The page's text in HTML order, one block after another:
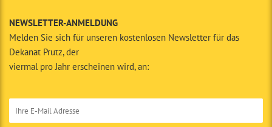
NEWSLETTER-ANMELDUNG
Melden Sie sich für unseren kostenlosen Newsletter für das
Dekanat Prutz, der
viermal pro Jahr erscheinen wird, an: